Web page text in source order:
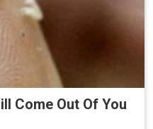
Come Out Of You